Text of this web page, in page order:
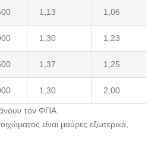
1,13 1,06
1,30 1,23
1,37 1,25
1,30 2,00
τον ΦΠΑ.
είναι μαύρες εξωτερικά,